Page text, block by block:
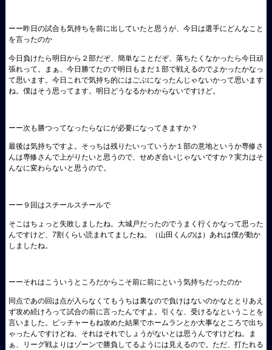
ーー昨日の試合も気持ちを前に出していたと思うが、今日は選手にどんなこと
を言ったのか
今日負けたら明日から２部だぞ、簡単なことだぞ、落ちたくなかったら今日頑
張れって。まぁ、今日勝てたので明日もまだ１部で戦えるのでよかったかなっ
て思います。今日これで気持ち的にはごぶになったんじゃないかって思います
ね。僕はそう思ってます。明日どうなるかわからないですけど。
ーー次も勝つってなったらなにが必要になってきますか？
最後は気持ちですよ。そっちは残りたいっていうか１部の意地というか専修さ
んは専修さんで上がりたいと思うので、せめぎ合いじゃないですか？実力はそ
んなに変わらないと思うので。
ーー９回はスチールスチールで
そこはちょっと失敗しましたね。大城戸だったのでうまく行くかなって思った
んですけど、7割くらい読まれてましたね。（山田くんのは）あれは僕が動か
しましたね。
ーーそれはこういうところだからこそ前に前にという気持ちだったのか
同点であの回は点が入らなくてもうちは裏なので負けはないのかなととりあえ
ず攻め続けろって試合の前に言ったんですよ。引くな、受けるなということを
言いました。ピッチャーもね攻めた結果でホームランとか大事なところで出ち
ゃったんですけどね、それはそれでしょうがないとは思うんですけどね。ま
ぁ、リーグ戦よりはゾーンで勝負してるようには見えるので。ただ、打たれる